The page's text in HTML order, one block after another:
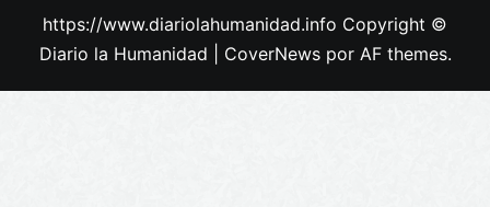
https://www.diariolahumanidad.info Copyright ©
Diario la Humanidad
CoverNewspor AF themes.